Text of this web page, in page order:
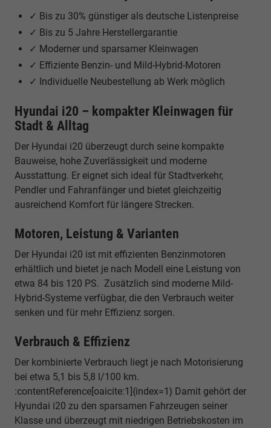
✓ Bis zu 30% günstiger als deutsche Listenpreise
✓ Bis zu 5 Jahre Herstellergarantie
✓ Moderner und sparsamer Kleinwagen
✓ Effiziente Benzin- und Mild-Hybrid-Motoren
✓ Individuelle Neubestellung ab Werk möglich
Hyundai i20 – kompakter Kleinwagen für
Stadt & Alltag
Der Hyundai i20 überzeugt durch seine kompakte
Bauweise, hohe Zuverlässigkeit und moderne
Ausstattung. Er eignet sich ideal für Stadtverkehr,
Pendler und Fahranfänger und bietet gleichzeitig
ausreichend Komfort für längere Strecken.
Motoren, Leistung & Varianten
Der Hyundai i20 ist mit effizienten Benzinmotoren
erhältlich und bietet je nach Modell eine Leistung von
etwa 84 bis 120 PS. Zusätzlich sind moderne Mild-
Hybrid-Systeme verfügbar, die den Verbrauch weiter
senken und für mehr Effizienz sorgen.
Verbrauch & Effizienz
Der kombinierte Verbrauch liegt je nach Motorisierung
bei etwa 5,1 bis 5,8 l/100 km.
:contentReference[oaicite:1]{index=1} Damit gehört der
Hyundai i20 zu den sparsamen Fahrzeugen seiner
Klasse und überzeugt mit niedrigen Betriebskosten im